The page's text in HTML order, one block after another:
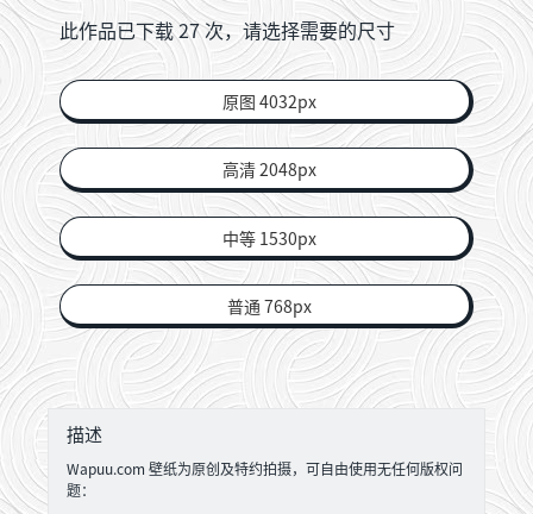
此作品已下载27次，请选择需要的尺寸
原图 4032px
高清 2048px
中等 1530px
普通 768px
描述
Wapuu.com 壁纸为原创及特约拍摄，可自由使用无任何版权问
题：